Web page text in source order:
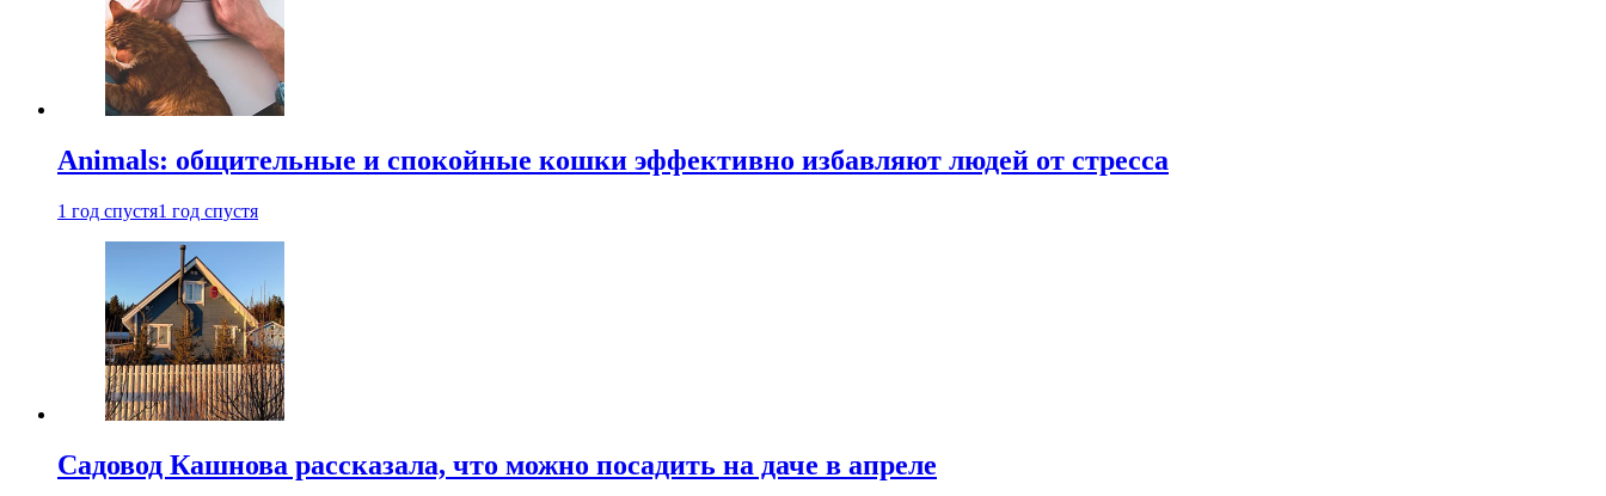
Animals: общительные и спокойные кошки эффективно избавляют людей от стресса
1 год спустя1 год спустя
Садовод Кашнова рассказала, что можно посадить на даче в апреле